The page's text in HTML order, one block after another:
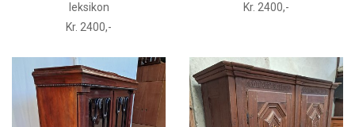
leksikon
Kr. 2400,-
Kr. 2400,-